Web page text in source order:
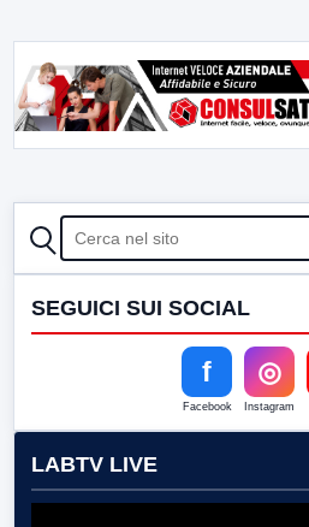
CERCA
SEGUICI SUI SOCIAL
f
Facebook
◎
Instagram
LABTV LIVE